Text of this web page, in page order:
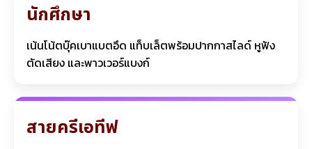
นักศึกษา
เน้นโน้ตบุ๊คเบาแบตอึด แท็บเล็ตพร้อมปากกาสไลด์ หูฟัง
ตัดเสียง และพาวเวอร์แบงก์
สายครีเอทีฟ